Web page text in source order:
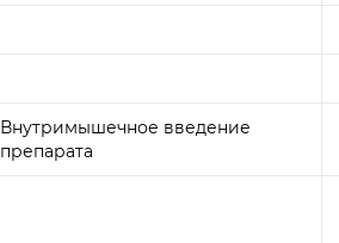
Внутримышечное введение
препарата